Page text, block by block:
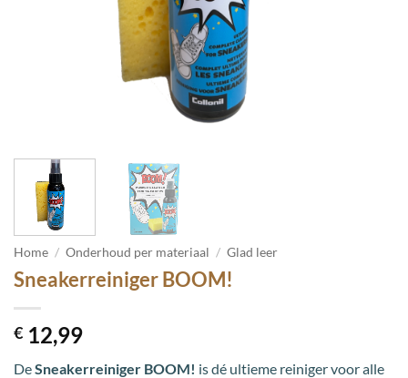
Home / Onderhoud per materiaal / Glad leer
Sneakerreiniger BOOM!
€ 12,99
DeSneakerreiniger BOOM! is dé ultieme reiniger voor alle